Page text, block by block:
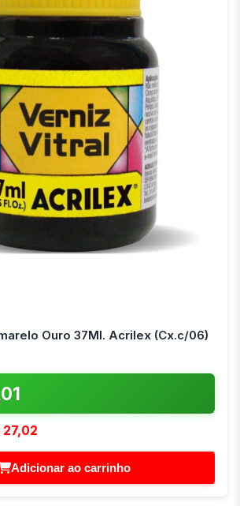
Ouro 37Ml. Acrilex (Cx.c/06)
27,02
Adicionar ao carrinho